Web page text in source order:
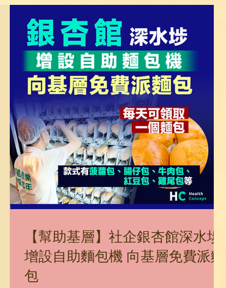
【幫助基層】社企銀杏館深水埗
增設自助麵包機 向基層免費派麵
包